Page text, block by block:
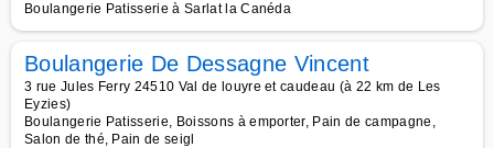
Boulangerie Patisserie à Sarlat la Canéda
Boulangerie De Dessagne Vincent
3 rue Jules Ferry 24510 Val de louyre et caudeau (à 22 km de Les
Eyzies)
Boulangerie Patisserie, Boissons à emporter, Pain de campagne,
Salon de thé, Pain de seigl